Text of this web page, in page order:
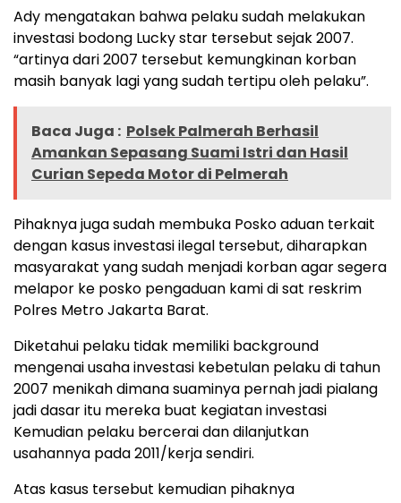
Ady mengatakan bahwa pelaku sudah melakukan
investasi bodong Lucky star tersebut sejak 2007.
“artinya dari 2007 tersebut kemungkinan korban
masih banyak lagi yang sudah tertipu oleh pelaku”.
Baca Juga : Polsek Palmerah Berhasil
Amankan Sepasang Suami Istri dan Hasil
Curian Sepeda Motor di Pelmerah
Pihaknya juga sudah membuka Posko aduan terkait
dengan kasus investasi ilegal tersebut, diharapkan
masyarakat yang sudah menjadi korban agar segera
melapor ke posko pengaduan kami di sat reskrim
Polres Metro Jakarta Barat.
Diketahui pelaku tidak memiliki background
mengenai usaha investasi kebetulan pelaku di tahun
2007 menikah dimana suaminya pernah jadi pialang
jadi dasar itu mereka buat kegiatan investasi
Kemudian pelaku bercerai dan dilanjutkan
usahannya pada 2011/kerja sendiri.
Atas kasus tersebut kemudian pihaknya